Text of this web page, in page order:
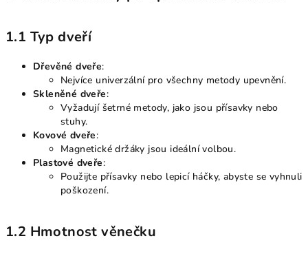
1.1 Typ dveří
Dřevěné dveře:
Nejvíce univerzální pro všechny metody upevnění.
Skleněné dveře:
Vyžadují šetrné metody, jako jsou přísavky nebo
stuhy.
Kovové dveře:
Magnetické držáky jsou ideální volbou.
Plastové dveře:
Použijte přísavky nebo lepicí háčky, abyste se vyhnuli
poškození.
1.2 Hmotnost věnečku